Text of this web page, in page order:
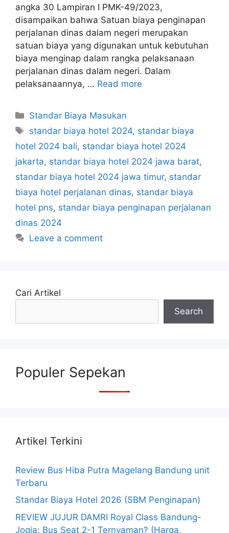
angka 30 Lampiran I PMK-49/2023,
disampaikan bahwa Satuan biaya penginapan
perjalanan dinas dalam negeri merupakan
satuan biaya yang digunakan untuk kebutuhan
biaya menginap dalam rangka pelaksanaan
perjalanan dinas dalam negeri. Dalam
pelaksanaannya, … Read more
Categories
Standar Biaya Masukan
Tags
standar biaya hotel 2024, standar biaya
hotel 2024 bali, standar biaya hotel 2024
jakarta, standar biaya hotel 2024 jawa barat,
standar biaya hotel 2024 jawa timur, standar
biaya hotel perjalanan dinas, standar biaya
hotel pns, standar biaya penginapan perjalanan
dinas 2024
Leave a comment
Cari Artikel
Search
Populer Sepekan
Artikel Terkini
Review Bus Hiba Putra Magelang Bandung unit
Terbaru
Standar Biaya Hotel 2026 (SBM Penginapan)
REVIEW JUJUR DAMRI Royal Class Bandung-
Jogja: Bus Seat 2-1 Ternyaman? (Harga,